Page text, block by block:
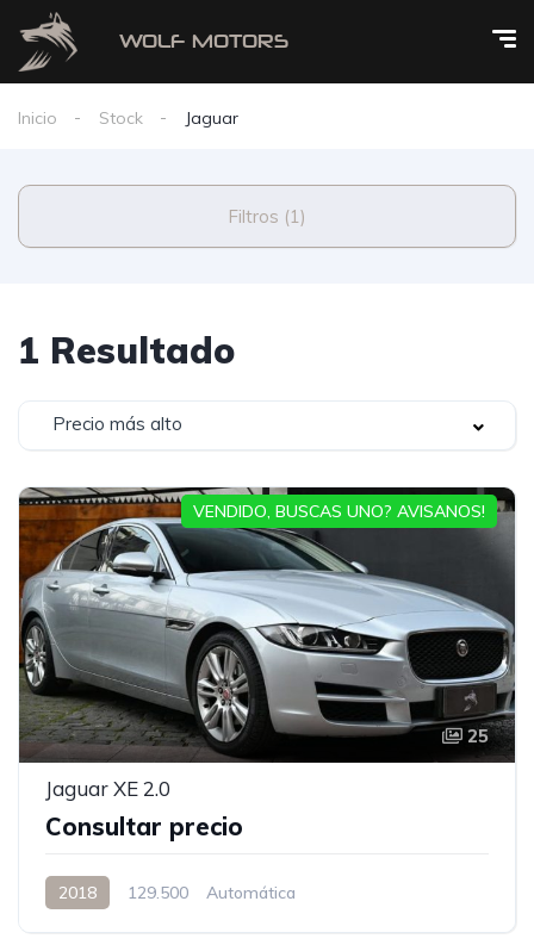
Inicio Stock Jaguar
Filtros (1)
1 Resultado
Precio más alto
25
Jaguar XE 2.0
Consultar precio
2018 129.500 Automática
VENDIDO, BUSCAS UNO? AVISANOS!